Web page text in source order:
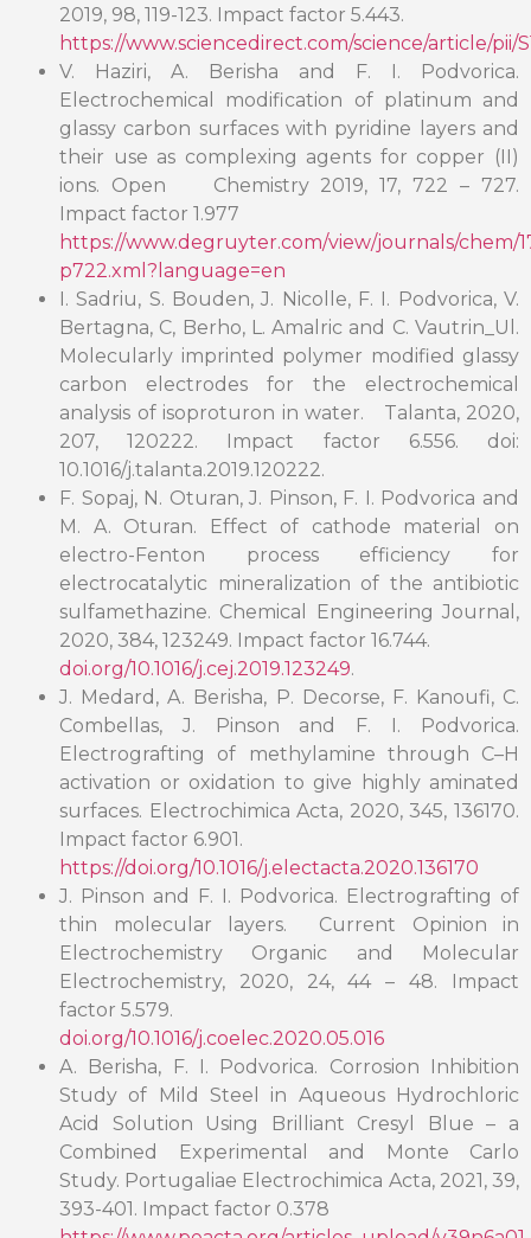
2019, 98, 119-123. Impact factor 5.443.
https://www.sciencedirect.com/science/article/pii/
V. Haziri, A. Berisha and F. I. Podvorica.
Electrochemical modification of platinum and
glassy carbon surfaces with pyridine layers and
their use as complexing agents for copper (II)
ions. Open Chemistry 2019, 17, 722 – 727.
Impact factor 1.977
https://www.degruyter.com/view/journals/chem/
p722.xml?language=en
I. Sadriu, S. Bouden, J. Nicolle, F. I. Podvorica, V.
Bertagna, C, Berho, L. Amalric and C. Vautrin_Ul.
Molecularly imprinted polymer modified glassy
carbon electrodes for the electrochemical
analysis of isoproturon in water. Talanta, 2020,
207, 120222. Impact factor 6.556. doi:
10.1016/j.talanta.2019.120222.
F. Sopaj, N. Oturan, J. Pinson, F. I. Podvorica and
M. A. Oturan. Effect of cathode material on
electro-Fenton process efficiency for
electrocatalytic mineralization of the antibiotic
sulfamethazine. Chemical Engineering Journal,
2020, 384, 123249. Impact factor 16.744.
doi.org/10.1016/j.cej.2019.123249.
J. Medard, A. Berisha, P. Decorse, F. Kanoufi, C.
Combellas, J. Pinson and F. I. Podvorica.
Electrografting of methylamine through C–H
activation or oxidation to give highly aminated
surfaces. Electrochimica Acta, 2020, 345, 136170.
Impact factor 6.901.
https://doi.org/10.1016/j.electacta.2020.136170
J. Pinson and F. I. Podvorica. Electrografting of
thin molecular layers. Current Opinion in
Electrochemistry Organic and Molecular
Electrochemistry, 2020, 24, 44 – 48. Impact
factor 5.579.
doi.org/10.1016/j.coelec.2020.05.016
A. Berisha, F. I. Podvorica. Corrosion Inhibition
Study of Mild Steel in Aqueous Hydrochloric
Acid Solution Using Brilliant Cresyl Blue – a
Combined Experimental and Monte Carlo
Study. Portugaliae Electrochimica Acta, 2021, 39,
393-401. Impact factor 0.378